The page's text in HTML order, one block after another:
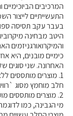
דרושים
זוכרים
צור קשר
חלב לכל
אוכלים בכיף
משקים תיירותיים
המרכיבים הביוכימיים
התעשייתיים לייצור
בעבר עקב תסיסה
היטב מבחינה
והמיקרואורגניזמים
כימיים מובנים, היא
האחרונה. שני סוגים
1. מוצרים מותססים
חלב מוחמץ מסוג
2. מוצרים מותססים
מי הגבינה, כמו